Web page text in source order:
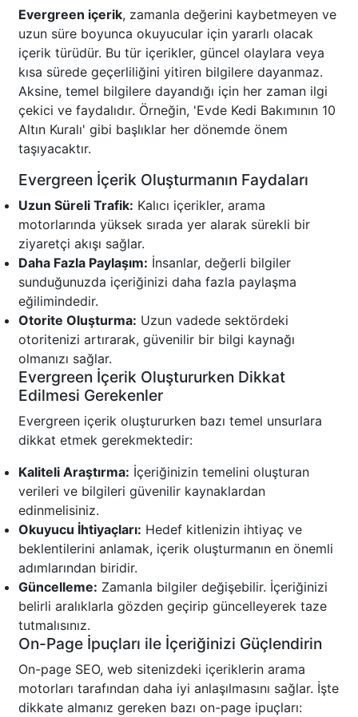
Evergreen içerik, zamanla değerini kaybetmeyen ve
uzun süre boyunca okuyucular için yararlı olacak
içerik türüdür. Bu tür içerikler, güncel olaylara veya
kısa sürede geçerliliğini yitiren bilgilere dayanmaz.
Aksine, temel bilgilere dayandığı için her zaman ilgi
çekici ve faydalıdır. Örneğin, 'Evde Kedi Bakımının 10
Altın Kuralı' gibi başlıklar her dönemde önem
taşıyacaktır.
Evergreen İçerik Oluşturmanın Faydaları
Uzun Süreli Trafik: Kalıcı içerikler, arama
motorlarında yüksek sırada yer alarak sürekli bir
ziyaretçi akışı sağlar.
Daha Fazla Paylaşım: İnsanlar, değerli bilgiler
sunduğunuzda içeriğinizi daha fazla paylaşma
eğilimindedir.
Otorite Oluşturma: Uzun vadede sektördeki
otoritenizi artırarak, güvenilir bir bilgi kaynağı
olmanızı sağlar.
Evergreen İçerik Oluştururken Dikkat
Edilmesi Gerekenler
Evergreen içerik oluştururken bazı temel unsurlara
dikkat etmek gerekmektedir:
Kaliteli Araştırma: İçeriğinizin temelini oluşturan
verileri ve bilgileri güvenilir kaynaklardan
edinmelisiniz.
Okuyucu İhtiyaçları: Hedef kitlenizin ihtiyaç ve
beklentilerini anlamak, içerik oluşturmanın en önemli
adımlarından biridir.
Güncelleme: Zamanla bilgiler değişebilir. İçeriğinizi
belirli aralıklarla gözden geçirip güncelleyerek taze
tutmalısınız.
On-Page İpuçları ile İçeriğinizi Güçlendirin
On-page SEO, web sitenizdeki içeriklerin arama
motorları tarafından daha iyi anlaşılmasını sağlar. İşte
dikkate almanız gereken bazı on-page ipuçları: